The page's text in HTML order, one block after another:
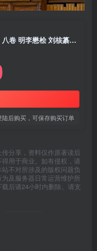
安徽省六安市《万历重修六安州志》八卷 明李懋桧 刘核纂修PDF电子版地方志下载
后购买，可保存购买订单
分享，资料仅作原著读后
用于商业。如有侵权，请
不对所涉及的版权问题负
及服务器日常运营维护所
后请24小时内删除。请支